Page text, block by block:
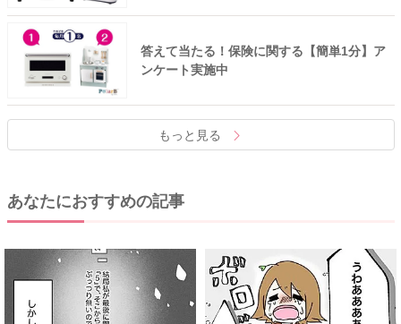
答えて当たる！保険に関する【簡単1分】ア
ンケート実施中
もっと見る
あなたにおすすめの記事